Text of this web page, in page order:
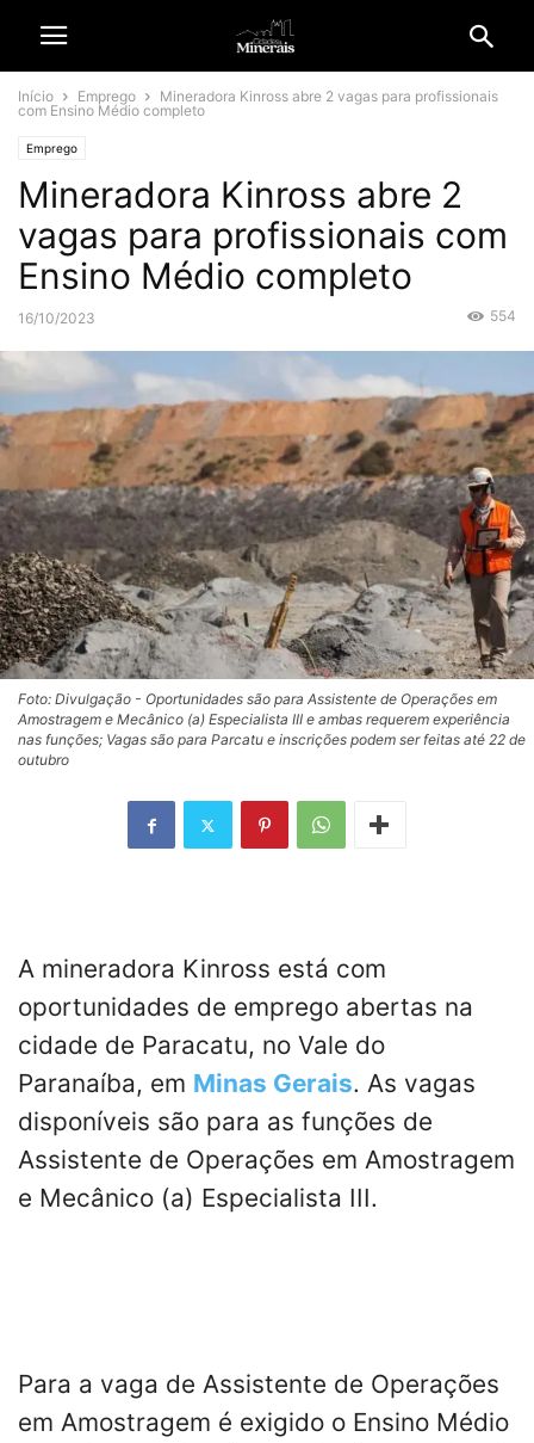
Início Emprego
Mineradora Kinross abre 2 vagas para profissionais
com Ensino Médio completo
Emprego
Mineradora Kinross abre 2
vagas para profissionais com
Ensino Médio completo
16/10/2023 554
Foto: Divulgação - Oportunidades são para Assistente de Operações em
Amostragem e Mecânico (a) Especialista III e ambas requerem experiência
nas funções; Vagas são para Parcatu e inscrições podem ser feitas até 22 de
outubro
A mineradora Kinross está com
oportunidades de emprego abertas na
cidade de Paracatu, no Vale do
Paranaíba, em Minas Gerais. As vagas
disponíveis são para as funções de
Assistente de Operações em Amostragem
e Mecânico (a) Especialista III.
Para a vaga de Assistente de Operações
em Amostragem é exigido o Ensino Médio